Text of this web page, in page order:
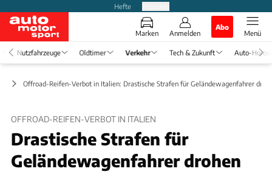
Hefte
Marken Anmelden
Abo
Menü
Nutzfahrzeuge Oldtimer Verkehr Tech & Zukunft Auto-
Offroad-Reifen-Verbot in Italien: Drastische Strafen für Geländewagenfahrer
OFFROAD-REIFEN-VERBOT IN ITALIEN
Drastische Strafen für
Geländewagenfahrer drohen